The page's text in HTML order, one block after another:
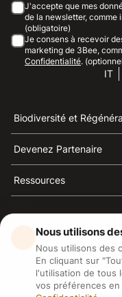
J'accepte que mes
de la newsletter, comme
(obligatoire)
Je consens à recevoir
marketing de 3Bee,
Confidentialité.
IT
Biodiversité et
Devenez Partenaire
Ressources
3Bee est la
défense des
Nous utilisons
Nous utilisons des
En cliquant sur
l'utilisation de tous
vos préférences en